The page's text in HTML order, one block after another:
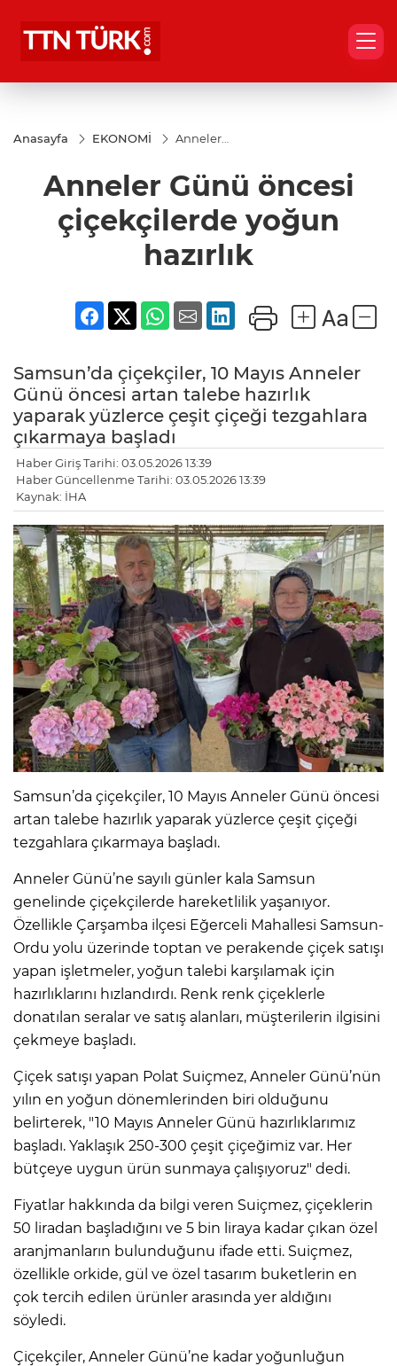
Anasayfa EKONOMİ
Anneler
çiçekçilerde
yoğun
hazırlık
Anneler Günü öncesi
çiçekçilerde yoğun
hazırlık
Samsun’da çiçekçiler, 10 Mayıs Anneler
Günü öncesi artan talebe hazırlık
yaparak yüzlerce çeşit çiçeği tezgahlara
çıkarmaya başladı
Haber Giriş Tarihi: 03.05.2026 13:39
Haber Güncellenme Tarihi: 03.05.2026 13:39
Kaynak: İHA
Samsun’da çiçekçiler, 10 Mayıs Anneler Günü öncesi
artan talebe hazırlık yaparak yüzlerce çeşit çiçeği
tezgahlara çıkarmaya başladı.
Anneler Günü’ne sayılı günler kala Samsun
genelinde çiçekçilerde hareketlilik yaşanıyor.
Özellikle Çarşamba ilçesi Eğerceli Mahallesi Samsun-
Ordu yolu üzerinde toptan ve perakende çiçek satışı
yapan işletmeler, yoğun talebi karşılamak için
hazırlıklarını hızlandırdı. Renk renk çiçeklerle
donatılan seralar ve satış alanları, müşterilerin ilgisini
çekmeye başladı.
Çiçek satışı yapan Polat Suiçmez, Anneler Günü’nün
yılın en yoğun dönemlerinden biri olduğunu
belirterek, "10 Mayıs Anneler Günü hazırlıklarımız
başladı. Yaklaşık 250-300 çeşit çiçeğimiz var. Her
bütçeye uygun ürün sunmaya çalışıyoruz" dedi.
Fiyatlar hakkında da bilgi veren Suiçmez, çiçeklerin
50 liradan başladığını ve 5 bin liraya kadar çıkan özel
aranjmanların bulunduğunu ifade etti. Suiçmez,
özellikle orkide, gül ve özel tasarım buketlerin en
çok tercih edilen ürünler arasında yer aldığını
söyledi.
Çiçekçiler, Anneler Günü’ne kadar yoğunluğun